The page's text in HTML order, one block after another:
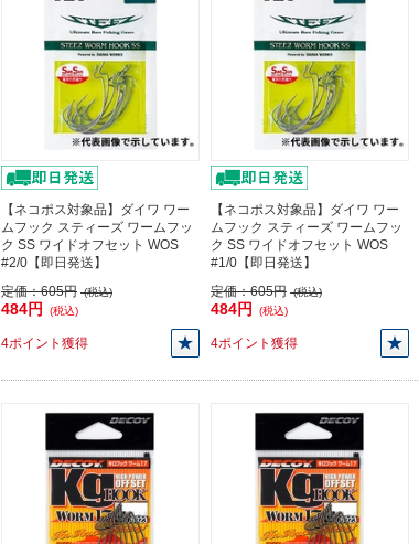
【ネコポス対象品】ダイワ ワー
ムフック スティーズ ワームフッ
ク SS ワイドオフセット WOS
#2/0【即日発送】
定価：605円 (税込)
484円 (税込)
4ポイント獲得
【ネコポス対象品】ダイワ ワー
ムフック スティーズ ワームフッ
ク SS ワイドオフセット WOS
#1/0【即日発送】
定価：605円 (税込)
484円 (税込)
4ポイント獲得